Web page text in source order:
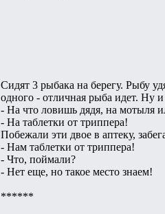
Сидят 3 рыбака на берегу. Рыбу
одного - отличная рыба идет. Ну и
- На что ловишь дядя, на мотыля
- На таблетки от триппера!
Побежали эти двое в аптеку,
- Нам таблетки от триппера!
- Что, поймали?
- Нет еще, но такое место знаем!
******